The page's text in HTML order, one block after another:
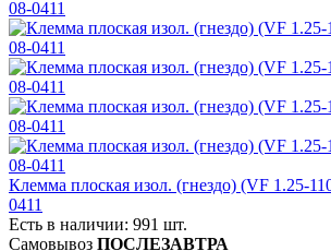
Клемма плоская изол. (гнездо) (VF 1.25-
0411
Есть в наличии: 991 шт.
Самовывоз ПОСЛЕЗАВТРА